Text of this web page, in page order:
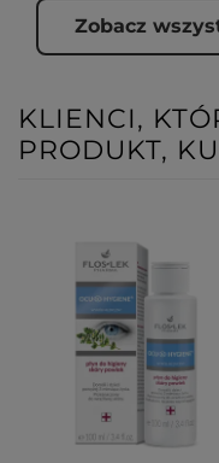
Zobacz
KLIENCI,
PRODUKT,